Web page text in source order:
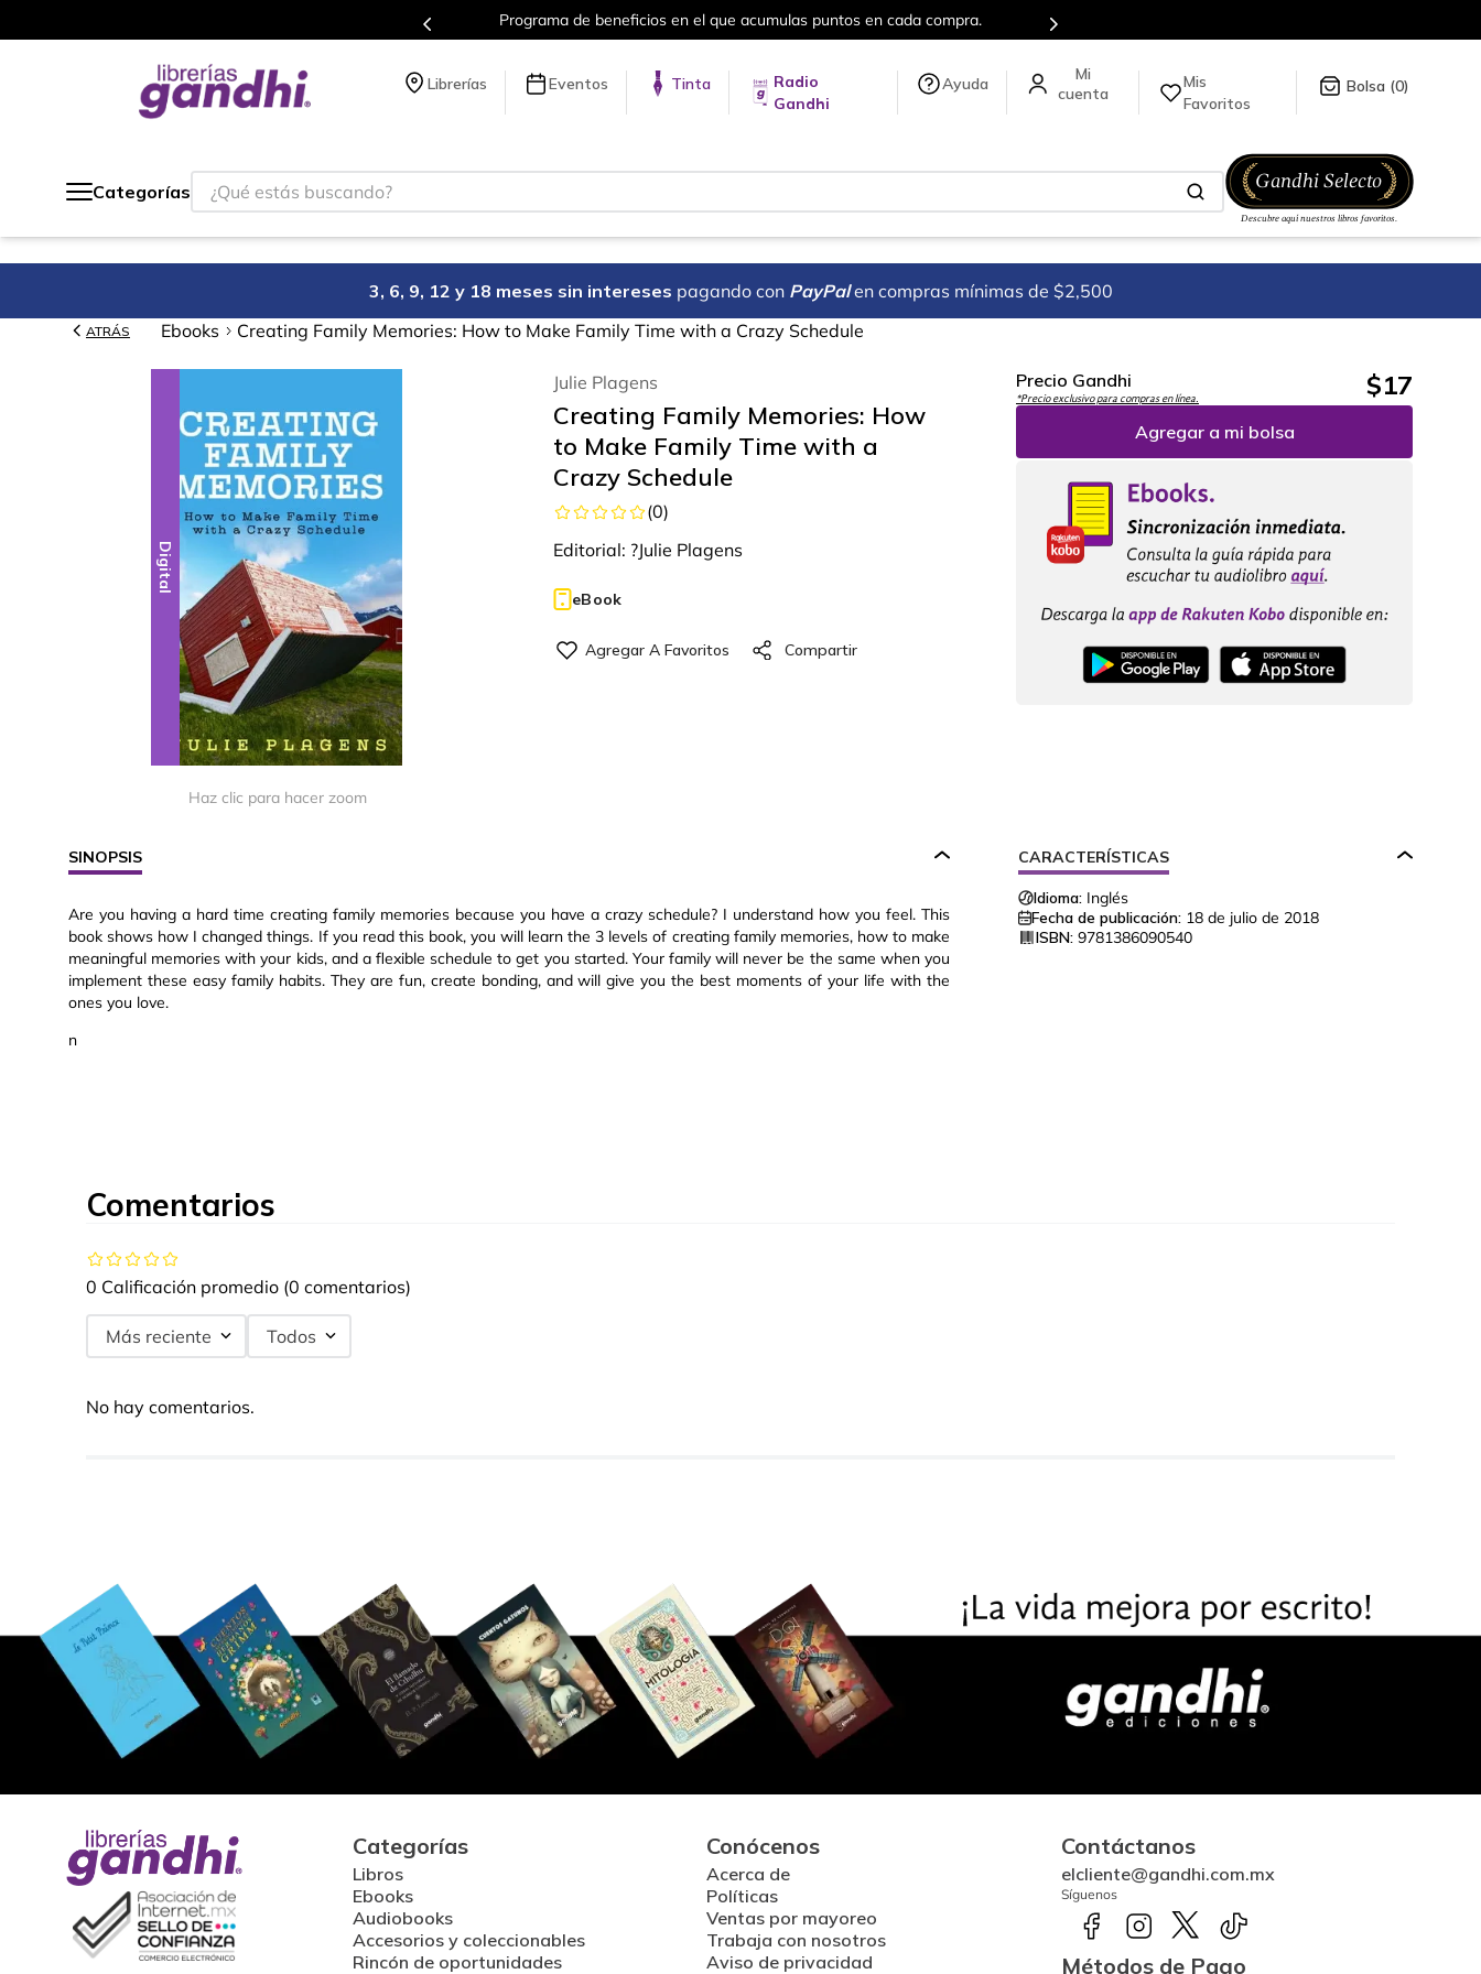
Programa de beneficios en el que acumulas puntos en cada compra.
Librerías Eventos Tinta
Radio
Gandhi
Ayuda
Mis
Favoritos
0
Categorías
¿Qué estás buscando?
3, 6, 9, 12 y 18 meses sin intereses pagando con PayPal en compras mínimas de $2,500
ATRÁS Ebooks Creating Family Memories: How to Make Family Time with a Crazy Schedule
Digital
Haz clic para hacer zoom
Julie Plagens
Creating Family Memories: How
to Make Family Time with a
Crazy Schedule
(0)
Editorial: ?Julie Plagens
eBook
Precio Gandhi
*Precio exclusivo para compras en línea. $17
Agregar a mi bolsa
SINOPSIS
Are you having a hard time creating family memories because you have a crazy schedule? I understand how you feel. This
book shows how I changed things. If you read this book, you will learn the 3 levels of creating family memories, how to make
meaningful memories with your kids, and a flexible schedule to get you started. Your family will never be the same when you
implement these easy family habits. They are fun, create bonding, and will give you the best moments of your life with the
ones you love.
n
CARACTERÍSTICAS
Idioma: Inglés
Fecha de publicación: 18 de julio de 2018
ISBN: 9781386090540
Comentarios
0 Calificación promedio (0 comentarios)
Más reciente Todos
No hay comentarios.
Categorías
Libros
Ebooks
Audiobooks
Accesorios y coleccionables
Rincón de oportunidades
Conócenos
Acerca de
Políticas
Ventas por mayoreo
Trabaja con nosotros
Aviso de privacidad
Contáctanos
elcliente@gandhi.com.mx
Síguenos
Métodos de Pago